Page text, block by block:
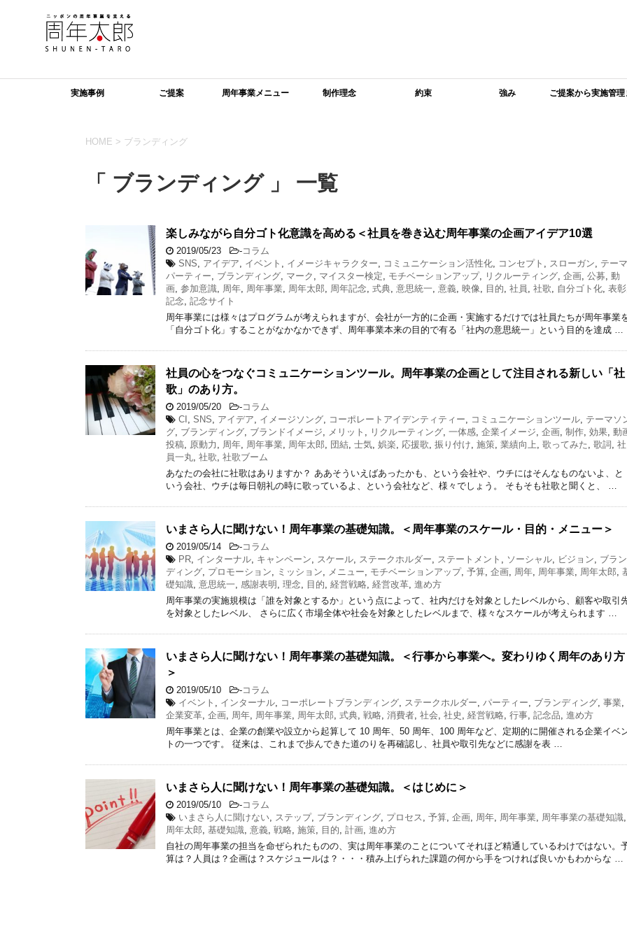
実施事例 ご提案 周年事業メニュー 制作理念 約束 強み ご提案から実施管理
HOME > ブランディング
「 ブランディング 」 一覧
楽しみながら自分ゴト化意識を高める＜社員を巻き込む周年事業の企画アイデア10選
2019/05/23 -コラム
SNS, アイデア, イベント , イメージキャラクター, コミュニケーション活性化, コンセプト , スローガン, テーマ
パーティー, ブランディング, マーク , マイスター検定, モチベーションアップ, リクルーティング, 企画, 公募, 動
画, 参加意識, 周年, 周年事業, 周年太郎, 周年記念, 式典, 意思統一, 意義, 映像, 目的, 社員 , 社歌, 自分ゴト化, 表彰
記念, 記念サイト
周年事業には様々はプログラムが考えられますが、会社が一方的に企画・実施するだけでは社員たちが周年事業
「自分ゴト化」することがなかなかできず、周年事業本来の目的で有る「社内の意思統一」という目的を達成 …
社員の心をつなぐコミュニケーションツール。周年事業の企画として注目される新しい「社
歌」のあり方。
2019/05/20 -コラム
CI , SNS, アイデア, イメージソング, コーポレートアイデンティティー, コミュニケーションツール, テーマソ
グ, ブランディング, ブランドイメージ, メリット , リクルーティング, 一体感, 企業イメージ, 企画, 制作, 効果, 動
投稿, 原動力 , 周年, 周年事業, 周年太郎, 団結, 士気, 娯楽, 応援歌, 振り付け, 施策, 業績向上, 歌ってみた, 歌詞 , 社
員一丸, 社歌, 社歌ブーム
あなたの会社に社歌はありますか？ ああそういえばあったかも、という会社や、ウチにはそんなものないよ、と
いう会社、ウチは毎日朝礼の時に歌っているよ、という会社など、様々でしょう。 そもそも社歌と聞くと、 …
いまさら人に聞けない！周年事業の基礎知識。＜周年事業のスケール・目的・メニュー＞
2019/05/14 -コラム
PR, インターナル, キャンペーン, スケール, ステークホルダー, ステートメント , ソーシャル, ビジョン, ブラン
ディング, プロモーション, ミッション, メニュー, モチベーションアップ, 予算, 企画, 周年, 周年事業, 周年太郎,
礎知識, 意思統一, 感謝表明 , 理念, 目的, 経営戦略, 経営改革, 進め方
周年事業の実施規模は「誰を対象とするか」という点によって、社内だけを対象としたレベルから、顧客や取引
を対象としたレベル、 さらに広く市場全体や社会を対象としたレベルまで、様々なスケールが考えられます …
いまさら人に聞けない！周年事業の基礎知識。＜行事から事業へ。変わりゆく周年のあり方
＞
2019/05/10 -コラム
イベント , インターナル, コーポレートブランディング, ステークホルダー, パーティー, ブランディング, 事業,
企業変革, 企画, 周年, 周年事業, 周年太郎, 式典, 戦略, 消費者, 社会, 社史 , 経営戦略, 行事, 記念品, 進め方
周年事業とは、企業の創業や設立から起算して 10 周年、50 周年、100 周年など、定期的に開催される企業イベ
トの一つです。 従来は、これまで歩んできた道のりを再確認し、社員や取引先などに感謝を表 …
いまさら人に聞けない！周年事業の基礎知識。＜はじめに＞
2019/05/10 -コラム
いまさら人に聞けない, ステップ, ブランディング, プロセス , 予算, 企画, 周年, 周年事業, 周年事業の基礎知識,
周年太郎, 基礎知識, 意義, 戦略, 施策, 目的, 計画, 進め方
自社の周年事業の担当を命ぜられたものの、実は周年事業のことについてそれほど精通しているわけではない。
算は？人員は？企画は？スケジュールは？・・・積み上げられた課題の何から手をつければ良いかもわからな …